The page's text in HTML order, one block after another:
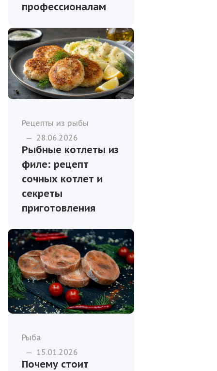
профессионалам
Рецепты из рыбы
— 28.06.2026
Рыбные котлеты из
филе: рецепт
сочных котлет и
секреты
приготовления
Рыба
— 15.01.2026
Почему стоит